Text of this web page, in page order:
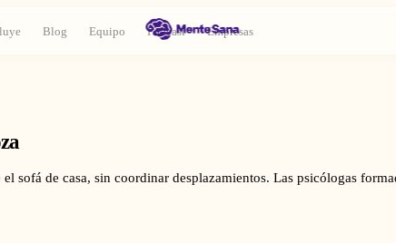
Blog Equipo Podcast Empresas
sofá de casa, sin coordinar desplazamientos. Las psicólogas